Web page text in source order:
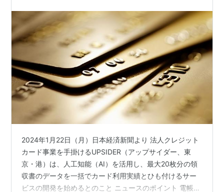
2024年1月22日（月）日本経済新聞より 法人クレジット
カード事業を手掛けるUPSIDER（アップサイダー、東
京・港）は、人工知能（AI）を活用し、最大20枚分の領
収書のデータを一括でカード利用実績とひも付けるサー
ビスの開発を始めるとのこと ニュースのポイント 電帳法